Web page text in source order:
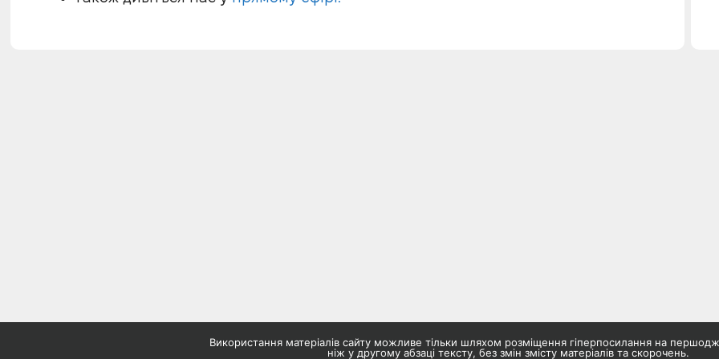
Використання матеріалів сайту можливе тільки шляхом розміщення гіперпосилання на
ніж у другому абзаці тексту, без змін змісту матеріалів та скорочень.